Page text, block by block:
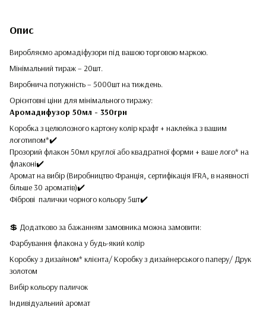
Опис
Виробляємо аромадіфузори під вашою торговою маркою.
Мінімальний тираж – 20шт.
Виробнича потужність – 5000шт на тиждень.
Орієнтовні ціни для мінімального тиражу:
Аромадифузор 50мл - 350грн
Коробка з целюлозного картону колір крафт + наклейка з вашим
логотипом*✔️
Прозорий флакон 50мл круглої або квадратної форми + ваше лого* на
флаконі✔️
Аромат на вибір (Виробництво Франція, сертифікація IFRA, в наявності
більше 30 ароматів)✔️
Фіброві палички чорного кольору 5шт✔️
💲 Додатково за бажанням замовника можна замовити:
Фарбування флакона у будь-який колір
Коробку з дизайном* клієнта/ Коробку з дизайнерського паперу/ Друк
золотом
Вибір кольору паличок
Індивідуальний аромат